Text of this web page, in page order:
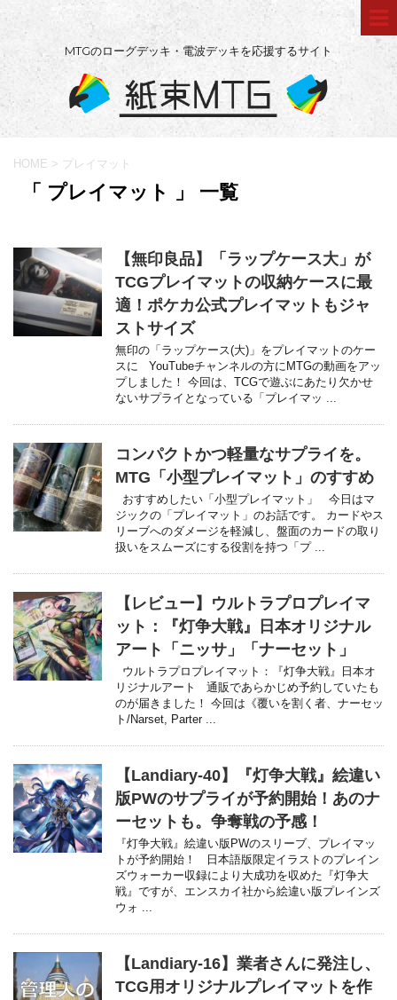
MTGのローグデッキ・電波デッキを応援するサイト
HOME > プレイマット
「 プレイマット 」 一覧
【無印良品】「ラップケース大」が
TCGプレイマットの収納ケースに最
適！ポケカ公式プレイマットもジャ
ストサイズ
無印の「ラップケース(大)」をプレイマットのケー
スに YouTubeチャンネルの方にMTGの動画をアッ
プしました！ 今回は、TCGで遊ぶにあたり欠かせ
ないサプライとなっている「プレイマッ ...
コンパクトかつ軽量なサプライを。
MTG「小型プレイマット」のすすめ
おすすめしたい「小型プレイマット」 今日はマ
ジックの「プレイマット」のお話です。 カードやス
リーブへのダメージを軽減し、盤面のカードの取り
扱いをスムーズにする役割を持つ「プ ...
【レビュー】ウルトラプロプレイマ
ット：『灯争大戦』日本オリジナル
アート「ニッサ」「ナーセット」
ウルトラプロプレイマット：『灯争大戦』日本オ
リジナルアート 通販であらかじめ予約していたも
のが届きました！ 今回は《覆いを割く者、ナーセッ
ト/Narset, Parter ...
【Landiary-40】『灯争大戦』絵違い
版PWのサプライが予約開始！あのナ
ーセットも。争奪戦の予感！
『灯争大戦』絵違い版PWのスリーブ、プレイマッ
トが予約開始！ 日本語版限定イラストのプレイン
ズウォーカー収録により大成功を収めた『灯争大
戦』ですが、エンスカイ社から絵違い版プレインズ
ウォ ...
【Landiary-16】業者さんに発注し、
TCG用オリジナルプレイマットを作